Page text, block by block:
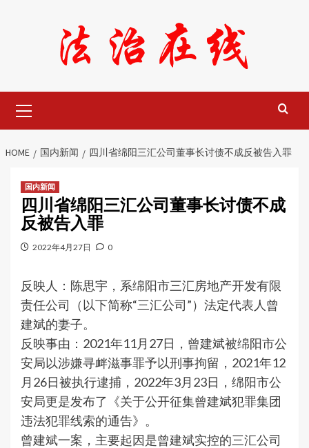
Menu
HOME 国内新闻 四川省绵阳三汇公司董事长讨债不成反被告入罪
国内新闻
四川省绵阳三汇公司董事长讨债不成
反被告入罪
2022年4月27日 0
反映人： 陈思宇，系绵阳市三汇房地产开发有限
责任公司（以下简称“三汇公司”）法定代表人曾
建斌的妻子。
反映事由： 2021年11月27日，曾建斌被绵阳市公
安局以涉嫌寻衅滋事罪予以刑事拘留，2021年12
月26日被执行逮捕，2022年3月23日，绵阳市公
安局更是发布了《关于公开征集曾建斌犯罪集团
违法犯罪线索的通告》。
曾建斌一案，主要起因是曾建斌实控的三汇公司